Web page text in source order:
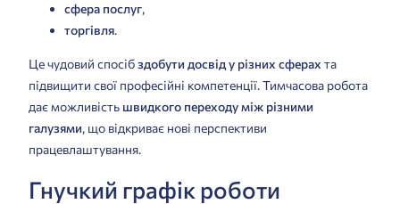
сфера послуг,
торгівля.
Це чудовий спосібздобути досвід у різних сферах та
підвищити свої професійні компетенції. Тимчасова робота
дає можливість швидкого переходу між різними
галузями, що відкриває нові перспективи
працевлаштування.
Гнучкий графік роботи